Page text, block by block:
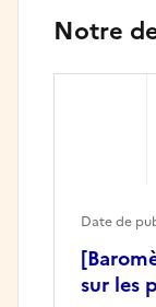
Notre
sur les
Date de